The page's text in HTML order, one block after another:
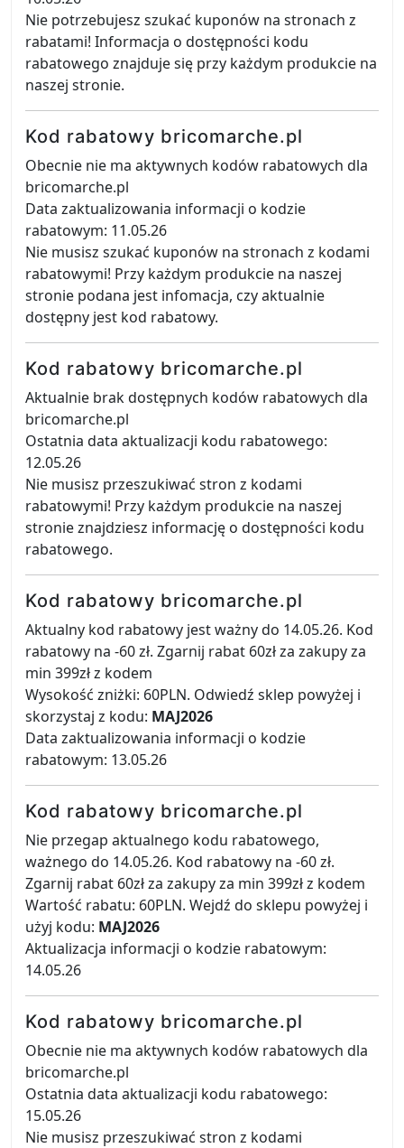
Nie potrzebujesz szukać kuponów na stronach z
rabatami! Informacja o dostępności kodu
rabatowego znajduje się przy każdym produkcie na
naszej stronie.
Kod rabatowy bricomarche.pl
Obecnie nie ma aktywnych kodów rabatowych dla
bricomarche.pl
Data zaktualizowania informacji o kodzie
rabatowym: 11.05.26
Nie musisz szukać kuponów na stronach z kodami
rabatowymi! Przy każdym produkcie na naszej
stronie podana jest infomacja, czy aktualnie
dostępny jest kod rabatowy.
Kod rabatowy bricomarche.pl
Aktualnie brak dostępnych kodów rabatowych dla
bricomarche.pl
Ostatnia data aktualizacji kodu rabatowego:
12.05.26
Nie musisz przeszukiwać stron z kodami
rabatowymi! Przy każdym produkcie na naszej
stronie znajdziesz informację o dostępności kodu
rabatowego.
Kod rabatowy bricomarche.pl
Aktualny kod rabatowy jest ważny do 14.05.26. Kod
rabatowy na -60 zł. Zgarnij rabat 60zł za zakupy za
min 399zł z kodem
Wysokość zniżki: 60PLN. Odwiedź sklep powyżej i
skorzystaj z kodu: MAJ2026
Data zaktualizowania informacji o kodzie
rabatowym: 13.05.26
Kod rabatowy bricomarche.pl
Nie przegap aktualnego kodu rabatowego,
ważnego do 14.05.26. Kod rabatowy na -60 zł.
Zgarnij rabat 60zł za zakupy za min 399zł z kodem
Wartość rabatu: 60PLN. Wejdź do sklepu powyżej i
użyj kodu: MAJ2026
Aktualizacja informacji o kodzie rabatowym:
14.05.26
Kod rabatowy bricomarche.pl
Obecnie nie ma aktywnych kodów rabatowych dla
bricomarche.pl
Ostatnia data aktualizacji kodu rabatowego:
15.05.26
Nie musisz przeszukiwać stron z kodami